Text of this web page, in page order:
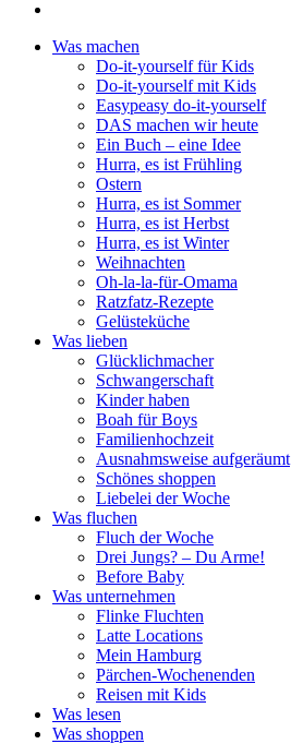
Was machen
Do-it-yourself für Kids
Do-it-yourself mit Kids
Easypeasy do-it-yourself
DAS machen wir heute
Ein Buch – eine Idee
Hurra, es ist Frühling
Ostern
Hurra, es ist Sommer
Hurra, es ist Herbst
Hurra, es ist Winter
Weihnachten
Oh-la-la-für-Omama
Ratzfatz-Rezepte
Gelüsteküche
Was lieben
Glücklichmacher
Schwangerschaft
Kinder haben
Boah für Boys
Familienhochzeit
Ausnahmsweise aufgeräumt
Schönes shoppen
Liebelei der Woche
Was fluchen
Fluch der Woche
Drei Jungs? – Du Arme!
Before Baby
Was unternehmen
Flinke Fluchten
Latte Locations
Mein Hamburg
Pärchen-Wochenenden
Reisen mit Kids
Was lesen
Was shoppen